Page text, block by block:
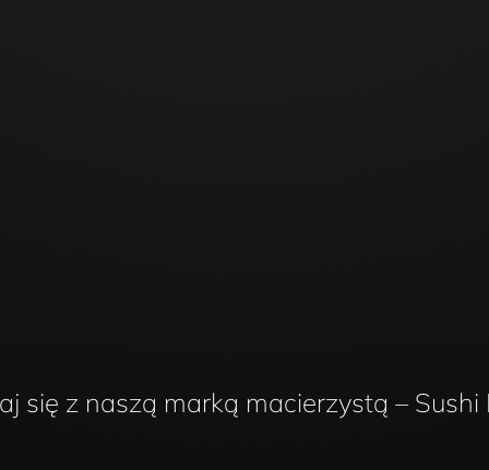
się z naszą marką macierzystą – Sushi